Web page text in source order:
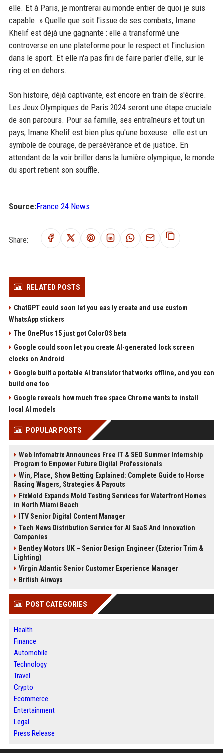
elle. Et à Paris, je montrerai au monde entier de quoi je suis
capable. » Quelle que soit l'issue de ses combats, Imane
Khelif est déjà une gagnante : elle a transformé une
controverse en une plateforme pour le respect et l'inclusion
dans le sport. Et elle n'a pas fini de faire parler d'elle, sur le
ring et en dehors.
Son histoire, déjà captivante, est encore en train de s'écrire.
Les Jeux Olympiques de Paris 2024 seront une étape cruciale
de son parcours. Pour sa famille, ses entraîneurs et tout un
pays, Imane Khelif est bien plus qu'une boxeuse : elle est un
symbole de courage, de persévérance et de justice. En
attendant de la voir briller dans la lumière olympique, le monde
du sport retient son souffle.
Source:France 24 News
Share:
RELATED POSTS
ChatGPT could soon let you easily create and use custom
WhatsApp stickers
The OnePlus 15 just got ColorOS beta
Google could soon let you create AI-generated lock screen
clocks on Android
Google built a portable AI translator that works offline, and you can
build one too
Google reveals how much free space Chrome wants to install
local AI models
POPULAR POSTS
Web Infomatrix Announces Free IT & SEO Summer Internship
Program to Empower Future Digital Professionals
Win, Place, Show Betting Explained: Complete Guide to Horse
Racing Wagers, Strategies & Payouts
FixMold Expands Mold Testing Services for Waterfront Homes
in North Miami Beach
ITV Senior Digital Content Manager
Tech News Distribution Service for AI SaaS And Innovation
Companies
Bentley Motors UK – Senior Design Engineer (Exterior Trim &
Lighting)
Virgin Atlantic Senior Customer Experience Manager
British Airways
POST CATEGORIES
Health
Finance
Automobile
Technology
Travel
Crypto
Ecommerce
Entertainment
Legal
Press Release